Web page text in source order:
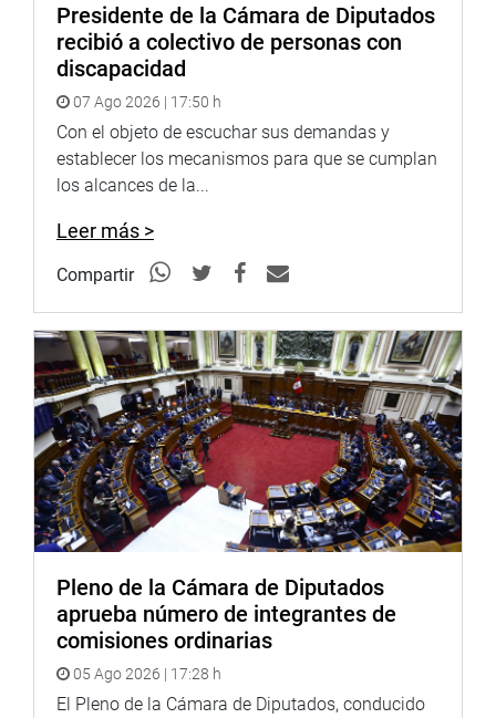
Presidente de la Cámara de Diputados
recibió a colectivo de personas con
discapacidad
07 Ago 2026 | 17:50 h
Con el objeto de escuchar sus demandas y
establecer los mecanismos para que se cumplan
los alcances de la...
Leer más >
Compartir
Pleno de la Cámara de Diputados
aprueba número de integrantes de
comisiones ordinarias
05 Ago 2026 | 17:28 h
El Pleno de la Cámara de Diputados, conducido